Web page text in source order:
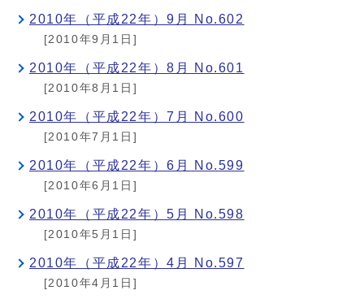
2010年（平成22年）9月 No.602
[2010年9月1日]
2010年（平成22年）8月 No.601
[2010年8月1日]
2010年（平成22年）7月 No.600
[2010年7月1日]
2010年（平成22年）6月 No.599
[2010年6月1日]
2010年（平成22年）5月 No.598
[2010年5月1日]
2010年（平成22年）4月 No.597
[2010年4月1日]